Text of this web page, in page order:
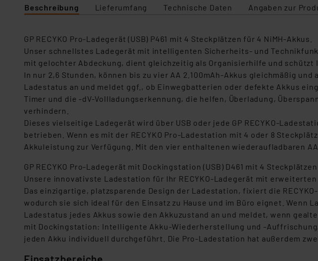
Beschreibung Lieferumfang Technische Daten Angaben zur
GP RECYKO Pro-Ladegerät (USB) P461 mit 4 Steckplätzen für 4 NiMH-Akkus.
Unser schnellstes Ladegerät mit intelligenten Sicherheits- und
mit gelochter Abdeckung, dient gleichzeitig als Organisierhilfe und schützt
In nur 2,6 Stunden, können bis zu vier AA 2.100mAh-Akkus gleichmäßig
Ladestatus an und meldet ggf., ob Einwegbatterien oder defekte Akkus
Timer und die -dV-Vollladungserkennung, die helfen, Überladung,
verhindern.
Dieses vielseitige Ladegerät wird über USB oder jede GP RECYKO-
betrieben. Wenn es mit der RECYKO Pro-Ladestation mit 4 oder 8
Akkuleistung zur Verfügung. Mit den vier enthaltenen wiederaufladbaren
GP RECYKO Pro-Ladegerät mit Dockingstation (USB) D461 mit 4
Unsere innovativste Ladestation für Ihr RECYKO-Ladegerät mit
Das einzigartige, platzsparende Design der Ladestation, fixiert die
wodurch sie sich ideal für den Einsatz zu Hause und im Büro eignet.
Ladestatus jedes Akkus sowie den Akkuzustand an und meldet, wenn
mit Dockingstation: Intelligente Akku-Wiederherstellung und -
jeden Akku individuell durchgeführt. Die Pro-Ladestation hat außerdem